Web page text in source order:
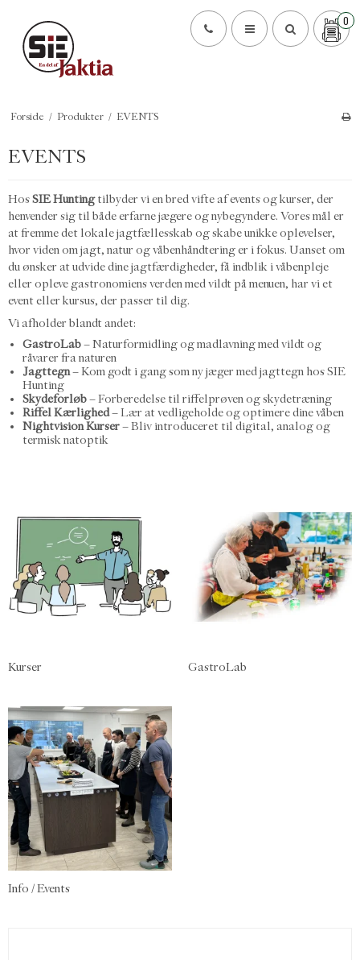
0
Forside / Produkter / EVENTS
EVENTS
HosSIE Huntingtilbyder vi en bred vifte af events og kurser, der
henvender sig til både erfarne jægere og nybegyndere. Vores mål er
at fremme det lokale jagtfællesskab og skabe unikke oplevelser,
hvor viden om jagt, natur og våbenhåndtering er i fokus. Uanset om
du ønsker at udvide dine jagtfærdigheder, få indblik i våbenpleje
eller opleve gastronomiens verden med vildt på menuen, har vi et
event eller kursus, der passer til dig.
Vi afholder blandt andet:
GastroLab– Naturformidling og madlavning med vildt og
råvarer fra naturen
Jagttegn– Kom godt i gang som ny jæger med jagttegn hos SIE
Hunting
Skydeforløb– Forberedelse til riffelprøven og skydetræning
Riffel Kærlighed– Lær at vedligeholde og optimere dine våben
Nightvision Kurser– Bliv introduceret til digital, analog og
termisk natoptik
Kurser GastroLab
Info / Events